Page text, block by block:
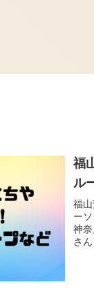
福
ル
福
ー
神
さ